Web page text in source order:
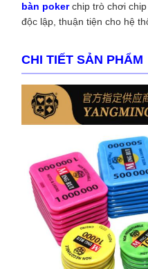
bàn poker chip trò chơi
độc lập, thuận tiện cho hệ
CHI TIẾT SẢN PHẨM